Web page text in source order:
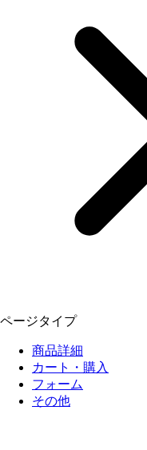
ページタイプ
商品詳細
カート・購入
フォーム
その他